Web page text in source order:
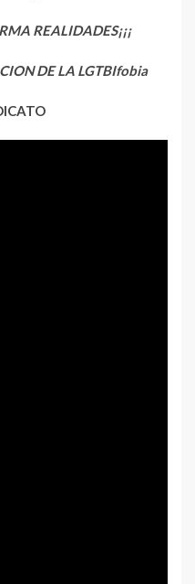
REALIDADES¡¡¡
DE LA LGTBIfobia